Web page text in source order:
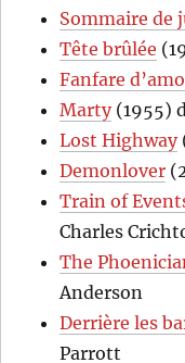
Sommaire de
Tête brûlée
Fanfare
Marty(1955)
Lost Highway
Demonlover
Train of
Charles
The
Anderson
Derrière les
Parrott